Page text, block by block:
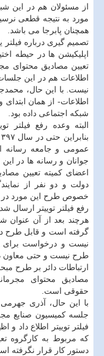
از مسئولان هم در این
همچنان پابرجا می باشد.
تصمیم گیری درباره فیلتر
اپلیکیشن ها در حیطه
تعیین مصادیق محتوای
اطلاعات هم در این
نیست. با این حال،
اطلاعات- از همان
شبکه اجتماعی داده بود.
البته وعده رفع فیلتر
عمومی و جامعه رسانه
جوانان و رسانه ها در
اعضای کمیته تعیین
دولت و دو نفر از
خصوص طرح این مورد در
رفع فیلتر توییتر ارسال شد.
هرچند بعد از آن عنوان
گرفته است و قابل طرح
نیست و درخواست برای
طرح نیست و حتی معاون
ارتباطات دائر بر طرح
مصادیق محتوای
حقوقی است.
با این حال، آذری
جلسه کمیسیون صنایع
فیلتر توییتر اطلاع داد
که مربوط به کارگروه
دستور کار قرار نگرفته